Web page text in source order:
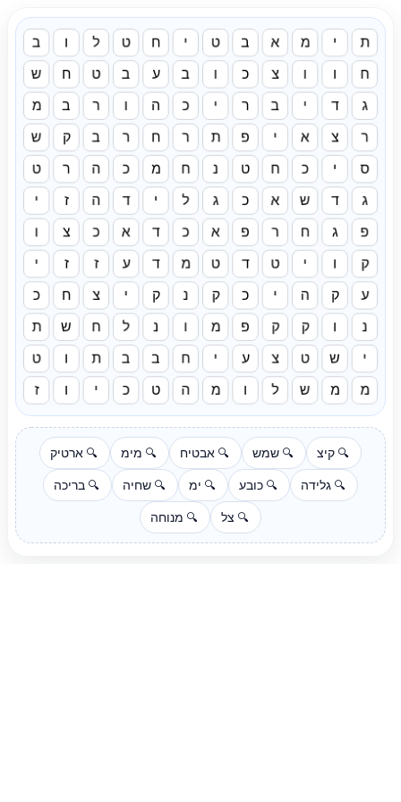
ת י מ א ב ט י ח ט ל ו ב
ח ו ו צ כ ו ב ע ב ט ח ש
ג ד י ב ר י כ ה ו ר ב מ
ר צ א י פ ת ר ח ר ב ק ש
ס י כ ח ט נ ח מ כ ה ר ט
ג ד ש א כ ג ל י ד ה ז י
פ ג ח ר פ א כ ד א כ צ ו
ק ו י ט ד ט מ ד ע ז ז י
ע ק ה י כ ק נ ק י צ ח כ
נ ו ק ק פ מ ו נ ל ח ש ת
י ש ט צ ע י ח ב ב ת ו ט
מ מ ש ל ו מ ה ט כ י ו ז
🔍 קיצ 🔍 שמש 🔍 אבטיח 🔍 מימ 🔍 ארטיק
🔍 גלידה 🔍 כובע 🔍 ימ 🔍 שחיה 🔍 בריכה
🔍 צל 🔍 מנוחה